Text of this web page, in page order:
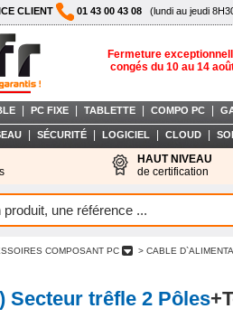
CLIENT 01 43 00 43 08 (lundi au jeudi
Fermeture
congés du 10 au 14
PC FIXE TABLETTE COMPO PC
SÉCURITÉ LOGICIEL CLOUD
HAUT NIVEAU
de certification
COMPOSANT PC > CABLE
Secteur trêfle 2 Pôles